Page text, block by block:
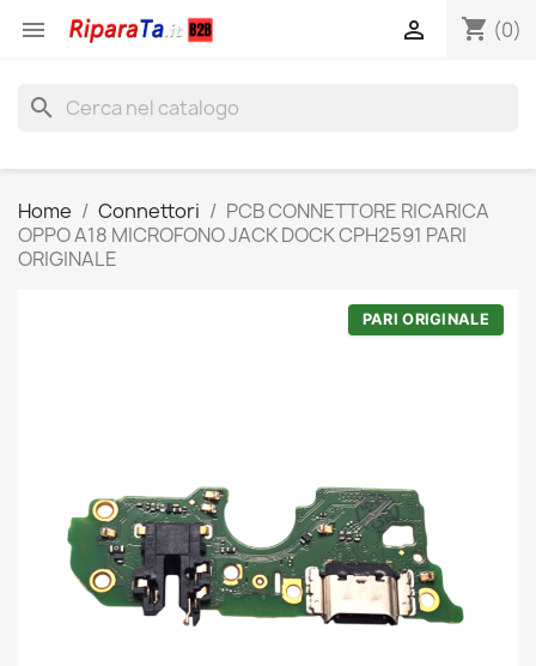
 shopping_cart (0)

search
Home Connettori
PCB CONNETTORE RICARICA
OPPO A18 MICROFONO JACK DOCK CPH2591 PARI
ORIGINALE
PARI ORIGINALE